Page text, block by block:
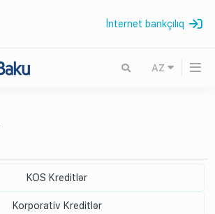
İnternet bankçılıq
AZ
KOS Kreditlər
Korporativ Kreditlər